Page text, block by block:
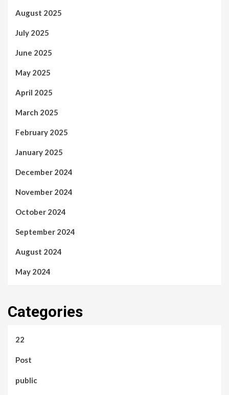
August 2025
July 2025
June 2025
May 2025
April 2025
March 2025
February 2025
January 2025
December 2024
November 2024
October 2024
September 2024
August 2024
May 2024
Categories
22
Post
public